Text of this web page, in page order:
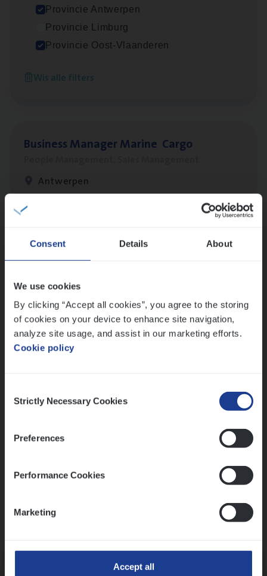
Consent Details About
We use cookies
By clicking “Accept all cookies”, you agree to the storing
of cookies on your device to enhance site navigation,
analyze site usage, and assist in our marketing efforts.
Cookie policy
Selection
Strictly Necessary Cookies
Preferences
Performance Cookies
Marketing
Accept all
Provincie Antwerpen
Provincie Limburg
Provincie Oost-Vlaanderen
Wis alle filters
Claims­hand­ler Fleet&Bike
Antwerpen
Busi­ness Mana­ger Mari­ne Cargo
Antwerpen
Lees onze verhalen
Meer dan collega’s: hoe Julie en Aurélie elkaar
Mathias houdt van diepgaande dossiers én droge
humor
Thalia zoekt graag oplossingen, in games én op het
werk
Ons sollicitatieproces